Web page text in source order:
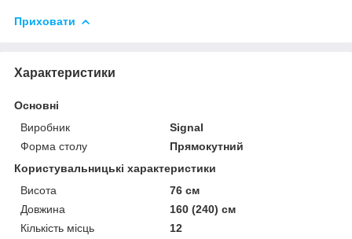
Приховати
Характеристики
Основні
Виробник
Signal
Форма столу
Прямокутний
Користувальницькі характеристики
Висота
76 см
Довжина
160 (240) см
Кількість місць
12